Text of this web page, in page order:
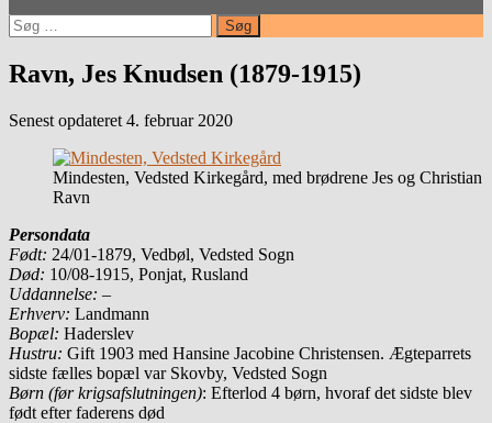
Søg
efter:
Ravn, Jes Knudsen (1879-1915)
Senest opdateret 4. februar 2020
Mindesten, Vedsted Kirkegård, med brødrene Jes og Christian
Ravn
Persondata
Født: 24/01-1879, Vedbøl, Vedsted Sogn
Død: 10/08-1915, Ponjat, Rusland
Uddannelse: –
Erhverv: Landmann
Bopæl: Haderslev
Hustru: Gift 1903 med Hansine Jacobine Christensen. Ægteparrets
sidste fælles bopæl var Skovby, Vedsted Sogn
Børn (før krigsafslutningen): Efterlod 4 børn, hvoraf det sidste blev
født efter faderens død